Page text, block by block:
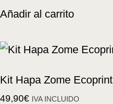
Añadir al carrito
Kit Hapa Zome Ecoprint
49,90€ IVA INCLUIDO